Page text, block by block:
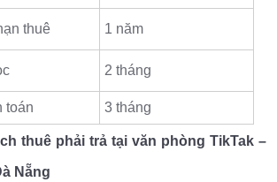
thuê 1 năm
2 tháng
toán 3 tháng
thuê phải trả tại văn phòng TikTak –
Nẵng